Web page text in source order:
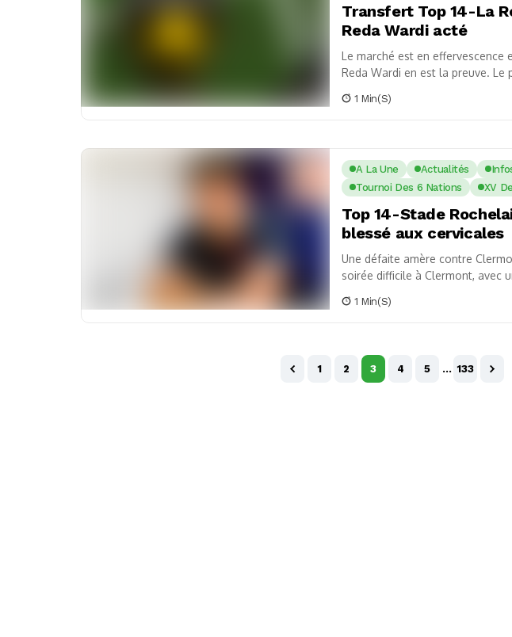
Transfert Top 14-La
Reda Wardi acté
Le marché est en
Reda Wardi en est la preuve.
1 Min(s)
A La Une Actualités
Tournoi Des 6 Nations
XV
Top 14-Stade
blessé aux cervicales
Une défaite amère contre
soirée difficile à Clermont, avec
1 Min(s)
1 2 3 4 5 … 133